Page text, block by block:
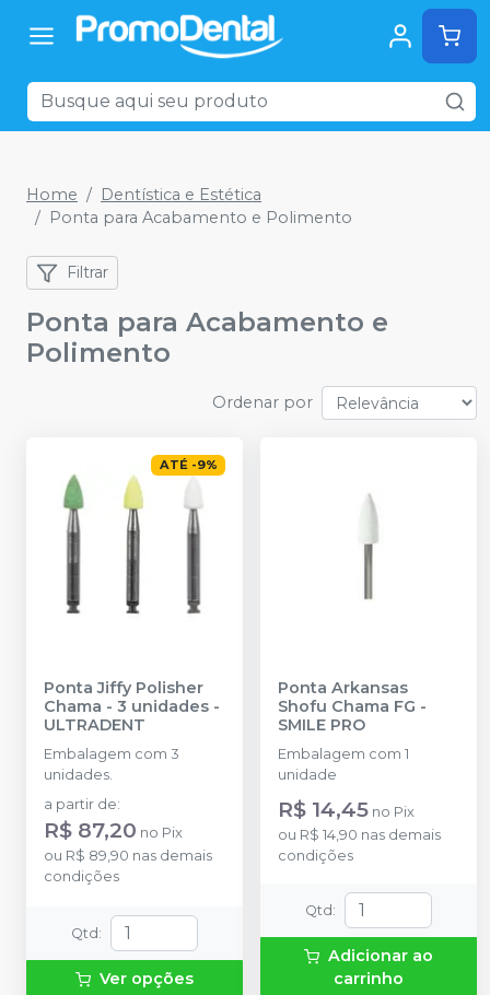
Home
Dentística e Estética
Ponta para Acabamento e Polimento
Filtrar
Ponta para Acabamento e
Polimento
Ordenar por
ATÉ -9%
Ponta Jiffy Polisher
Chama - 3 unidades -
ULTRADENT
Embalagem com 3
unidades.
a partir de:
R$ 87,20 no Pix
ou R$ 89,90 nas demais
condições
Qtd :
Ver opções
Ponta Arkansas
Shofu Chama FG -
SMILE PRO
Embalagem com 1
unidade
R$ 14,45 no Pix
ou R$ 14,90 nas demais
condições
Qtd :
Adicionar ao
carrinho